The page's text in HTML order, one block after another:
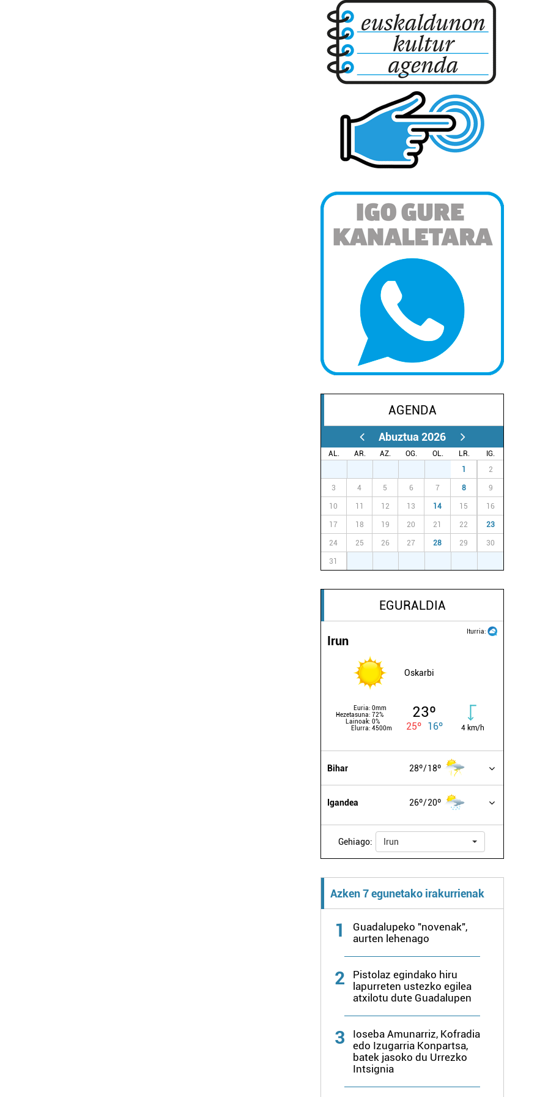
AGENDA
Abuztua 2026
AL. AR. AZ. OG. OL. LR.
IG.
1 2
3 4 5 6 7 8 9
10 11 12 13 14 15 16
17 18 19 20 21 22 23
24 25 26 27 28 29 30
31
EGURALDIA
Iturria:
Irun
Oskarbi
Euria: 0mm
Hezetasuna: 72%
Lainoak: 0%
Elurra: 4500m
23º
25º 16º 4 km/h
Bihar 28º 18º
Igandea 26º 20º
Gehiago: Irun
Azken 7 egunetako irakurrienak
1
Guadalupeko "novenak",
aurten lehenago
2
Pistolaz egindako hiru
lapurreten ustezko egilea
atxilotu dute Guadalupen
3
Ioseba Amunarriz, Kofradia
edo Izugarria Konpartsa,
batek jasoko du Urrezko
Intsignia